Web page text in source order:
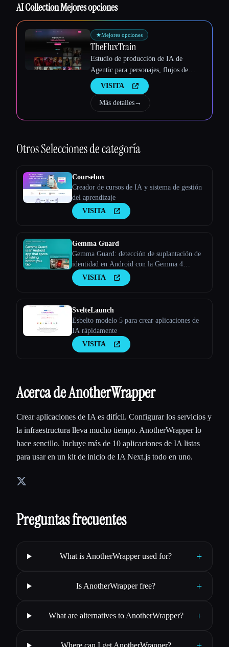
AI Collection Mejores opciones
★Mejores opciones
TheFluxTrain
Estudio de producción de IA de
Agentic para personajes, flujos de
trabajo y vídeos coherentes
VISITA
Más detalles→
OtrosSelecciones de categoría
Coursebox
Creador de cursos de IA y sistema de gestión
del aprendizaje
VISITA
Gemma Guard
Gemma Guard: detección de suplantación de
identidad en Android con la Gemma 4
integrada en el dispositivo
VISITA
SvelteLaunch
Esbelto modelo 5 para crear aplicaciones de
IA rápidamente
VISITA
Acerca de AnotherWrapper
Crear aplicaciones de IA es difícil. Configurar los servicios y
la infraestructura lleva mucho tiempo. AnotherWrapper lo
hace sencillo. Incluye más de 10 aplicaciones de IA listas
para usar en un kit de inicio de IA Next.js todo en uno.
Preguntas frecuentes
What is AnotherWrapper used for? +
Is AnotherWrapper free? +
What are alternatives to AnotherWrapper? +
Where can I get AnotherWrapper?